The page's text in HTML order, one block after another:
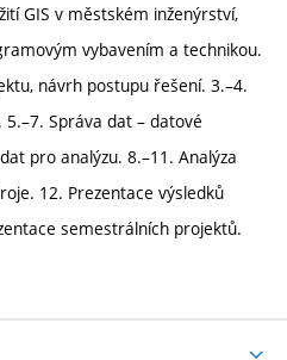
GIS v městském inženýrství,
vybavením a technikou.
návrh postupu řešení. 3.–4.
Správa dat – datové
pro analýzu. 8.–11. Analýza
12. Prezentace výsledků
semestrálních projektů.